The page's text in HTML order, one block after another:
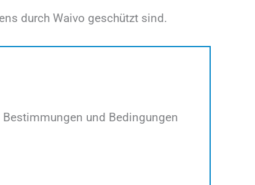
durch Waivo geschützt sind.
und Bedingungen